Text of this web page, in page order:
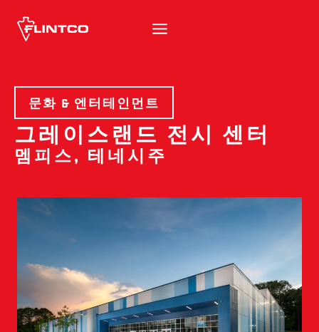
문화 & 엔터테인먼트
그레이스랜드 전시 센터
멤피스, 테네시주